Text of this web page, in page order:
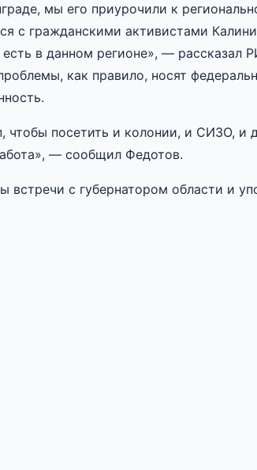
мы его приурочили к
с гражданскими активистами
в данном регионе», — рассказал
как правило, носят
чтобы посетить и колонии, и СИЗО, и
— сообщил Федотов.
встречи с губернатором области и